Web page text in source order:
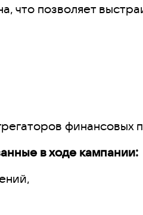
что позволяет
финансовых
в ходе кампании: